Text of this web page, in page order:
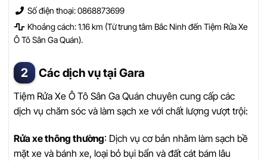
Số điện thoại: 0868873699
Khoảng cách: 1.16 km (Từ trung tâm Bắc Ninh đến Tiệm Rửa Xe
Ô Tô Sân Ga Quán).
Các dịch vụ tại Gara
Tiệm Rửa Xe Ô Tô Sân Ga Quán chuyên cung cấp các
dịch vụ chăm sóc và làm sạch xe với chất lượng vượt trội:
Rửa xe thông thường: Dịch vụ cơ bản nhằm làm sạch bề
mặt xe và bánh xe, loại bỏ bụi bẩn và đất cát bám lâu